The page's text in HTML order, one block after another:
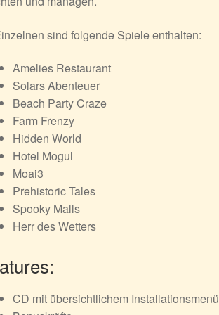
sind folgende Spiele enthalten:
Amelies Restaurant
Solars Abenteuer
Beach Party Craze
Farm Frenzy
Hidden World
Hotel Mogul
Moai3
Prehistoric Tales
Spooky Malls
Herr des Wetters
CD mit übersichtlichem Installationsmenü